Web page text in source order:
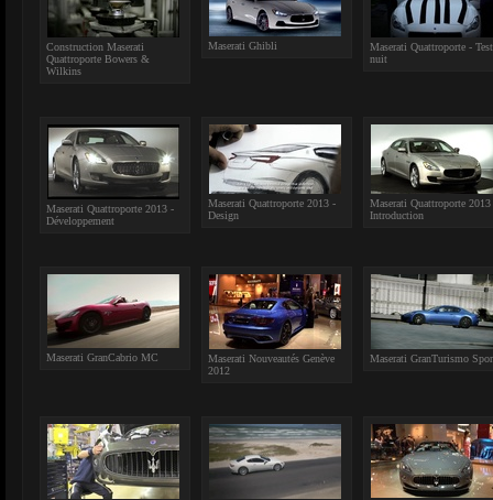
Construction Maserati
Quattroporte Bowers &
Wilkins
Maserati Ghibli
Maserati Quattroporte -
nuit
Maserati Quattroporte 2013 -
Développement
Maserati Quattroporte 2013 -
Design
Maserati Quattroporte 2013
Introduction
Maserati GranCabrio MC
Maserati Nouveautés Genève
2012
Maserati GranTurismo